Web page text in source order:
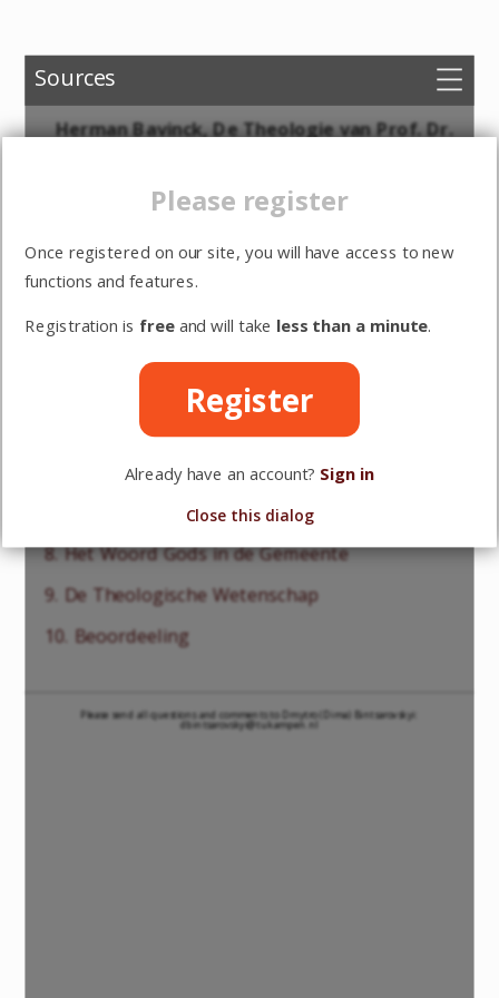
Sources
Choose versions
Register
Please register
Once registered on our site, you will have access to new
functions and features.
Registration is freeand will take less than a minute.
Register
Already have an account? Sign in
Close this dialog
Herman Bavinck, De Theologie van Prof. Dr.
1. Inleiding
4. Het Woord Gods in de Natuur
5. Het Woord Gods in Israel
6. Het Woord Gods in Christus
7. Het Woord Gods in de H. Schrift
8. Het Woord Gods in de Gemeente
9. De Theologische Wetenschap
10. Beoordeeling
Please send all questions and comments to Dmytro (Dima) Bintsarovskyi:
dbintsarovskyi@tukampen.nl